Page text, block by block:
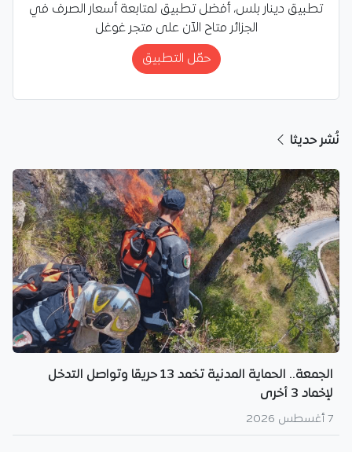
تطبيق دينار بلس، أفضل تطبيق لمتابعة أسعار الصرف في
الجزائر متاح الآن على متجر غوغل
حمّل التطبيق
نُشر حديثا
الجمعة.. الحماية المدنية تخمد 13 حريقا وتواصل التدخل
لإخماد 3 أخرى
7 أغسطس 2026